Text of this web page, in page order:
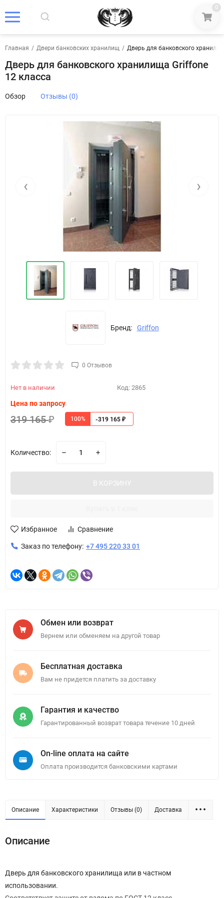
0
Главная / Двери банковских хранилищ / Дверь для банковского
Дверь для банковского хранилища Griffone
12 класса
Обзор Отзывы (0)
‹ ›
Бренд: Griffon
0 Отзывов
Нет в наличии Код: 2865
Цена по запросу
319 165₽ 100% -319 165 ₽
Количество:
В КОРЗИНУ
Избранное Сравнение
Заказ по телефону: +7 495 220 33 01
Обмен или возврат
Вернем или обменяем на другой товар
Бесплатная доставка
Вам не придется платить за доставку
Гарантия и качество
Гарантированный возврат товара течение 10 дней
On-line оплата на сайте
Оплата производится банковскими картами
Описание Характеристики Отзывы (0) Доставка
Описание
Дверь для банковского хранилища или в частном
использовании.